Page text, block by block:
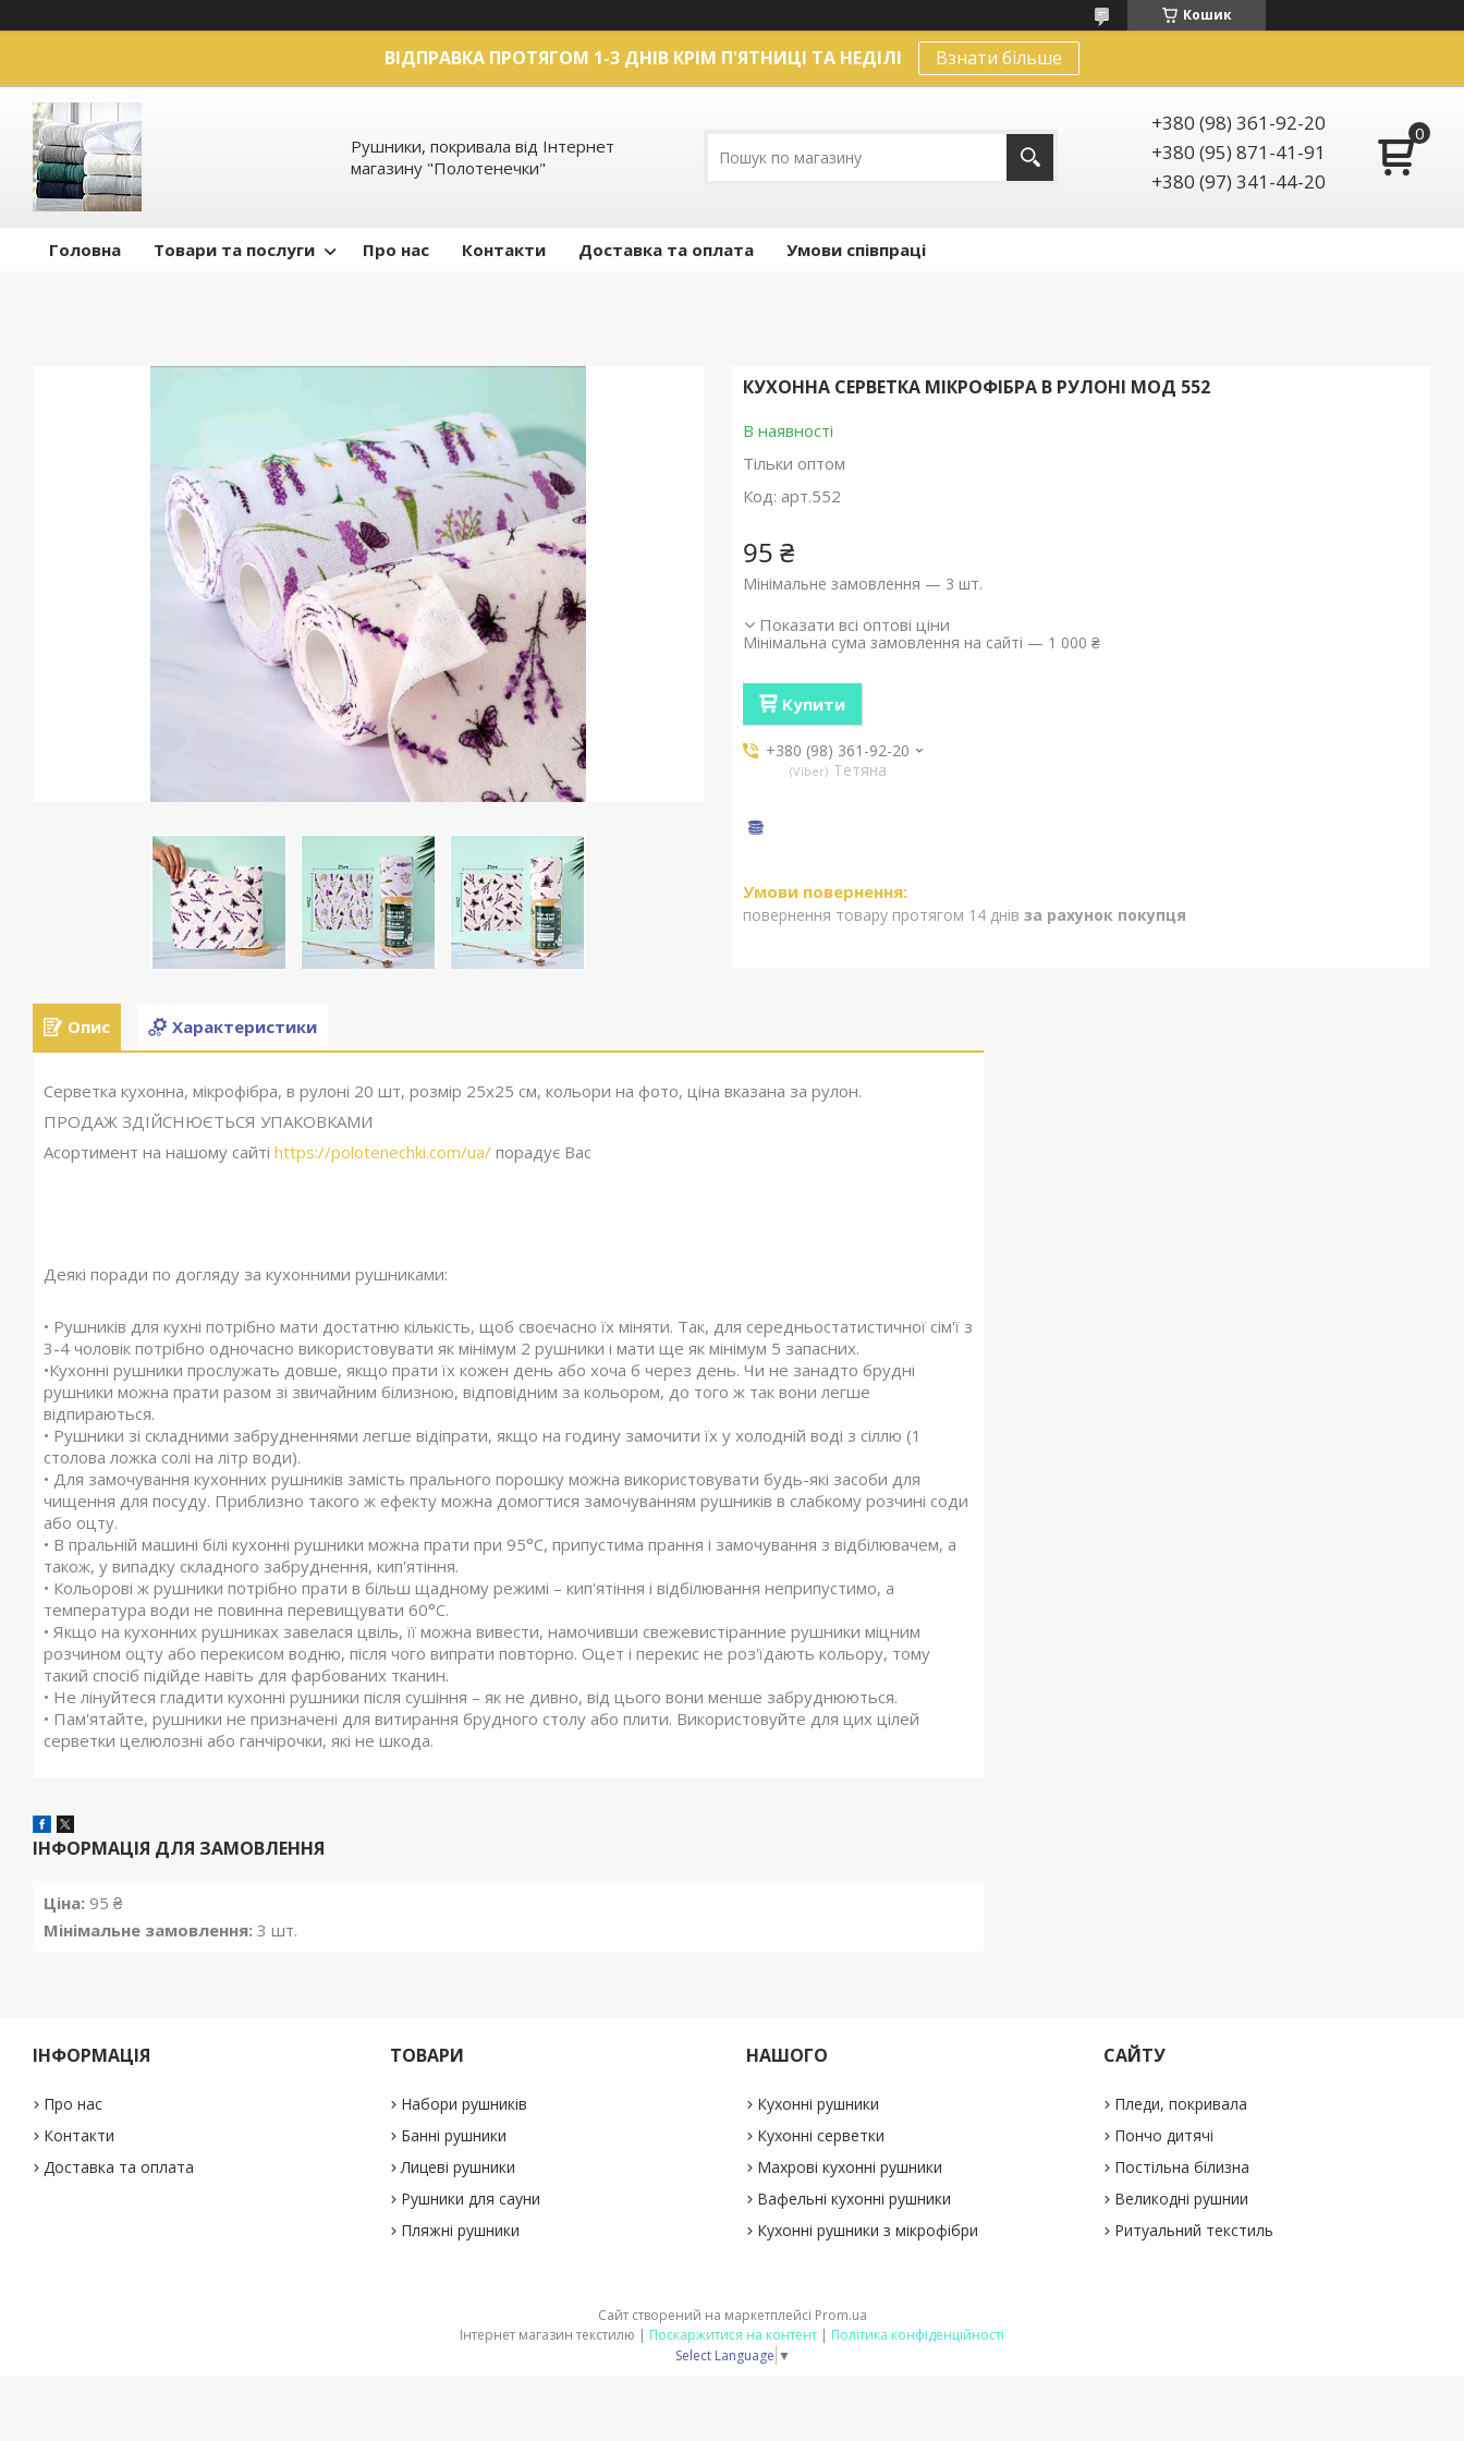
Кошик
ВІДПРАВКА ПРОТЯГОМ 1-3 ДНІВ КРІМ П'ЯТНИЦІ ТА НЕДІЛІ Взнати більше
Рушники, покривала від Інтернет
магазину "Полотенечки"
+380 (98) 361-92-20
+380 (95) 871-41-91
+380 (97) 341-44-20
Головна Товари та послуги Про нас Контакти Доставка та оплата Умови співпраці
КУХОННА СЕРВЕТКА МІКРОФІБРА В РУЛОНІ МОД 552
В наявності
Тільки оптом
Код: арт.552
95 ₴
Мінімальне замовлення — 3 шт.
Показати всі оптові ціни
Мінімальна сума замовлення на сайті — 1 000 ₴
Купити
+380 (98) 361-92-20
Viber Тетяна
повернення товару протягом 14 днів за рахунок покупця
Опис Характеристики
Серветка кухонна, мікрофібра, в рулоні 20 шт, розмір 25х25 см, кольори на фото, ціна вказана за рулон.
ПРОДАЖ ЗДІЙСНЮЄТЬСЯ УПАКОВКАМИ
Асортимент на нашому сайті https://polotenechki.com/ua/ порадує Вас
Деякі поради по догляду за кухонними рушниками:
• Рушників для кухні потрібно мати достатню кількість, щоб своєчасно їх міняти. Так, для середньостатистичної сім'ї з
3-4 чоловік потрібно одночасно використовувати як мінімум 2 рушники і мати ще як мінімум 5 запасних.
•Кухонні рушники прослужать довше, якщо прати їх кожен день або хоча б через день. Чи не занадто брудні
рушники можна прати разом зі звичайним білизною, відповідним за кольором, до того ж так вони легше
відпираються.
• Рушники зі складними забрудненнями легше відіпрати, якщо на годину замочити їх у холодній воді з сіллю (1
столова ложка солі на літр води).
• Для замочування кухонних рушників замість прального порошку можна використовувати будь-які засоби для
чищення для посуду. Приблизно такого ж ефекту можна домогтися замочуванням рушників в слабкому розчині соди
або оцту.
• В пральній машині білі кухонні рушники можна прати при 95°С, припустима прання і замочування з відбілювачем, а
також, у випадку складного забруднення, кип'ятіння.
• Кольорові ж рушники потрібно прати в більш щадному режимі – кип'ятіння і відбілювання неприпустимо, а
температура води не повинна перевищувати 60°С.
• Якщо на кухонних рушниках завелася цвіль, її можна вивести, намочивши свежевистіранние рушники міцним
розчином оцту або перекисом водню, після чого випрати повторно. Оцет і перекис не роз'їдають кольору, тому
такий спосіб підійде навіть для фарбованих тканин.
• Не лінуйтеся гладити кухонні рушники після сушіння – як не дивно, від цього вони менше забруднюються.
• Пам'ятайте, рушники не призначені для витирання брудного столу або плити. Використовуйте для цих цілей
серветки целюлозні або ганчірочки, які не шкода.
ІНФОРМАЦІЯ ДЛЯ ЗАМОВЛЕННЯ
Ціна: 95 ₴
Мінімальне замовлення: 3 шт.
ІНФОРМАЦІЯ
Про нас
Контакти
Доставка та оплата
ТОВАРИ
Набори рушників
Банні рушники
Лицеві рушники
Рушники для сауни
Пляжні рушники
НАШОГО
Кухонні рушники
Кухонні серветки
Махрові кухонні рушники
Вафельні кухонні рушники
Кухонні рушники з мікрофібри
САЙТУ
Пледи, покривала
Пончо дитячі
Постільна білизна
Великодні рушнии
Ритуальний текстиль
Сайт створений на маркетплейсі Prom.ua
Інтернет магазин текстилю | Поскаржитися на контент | Політика конфіденційності
Select Language ▼